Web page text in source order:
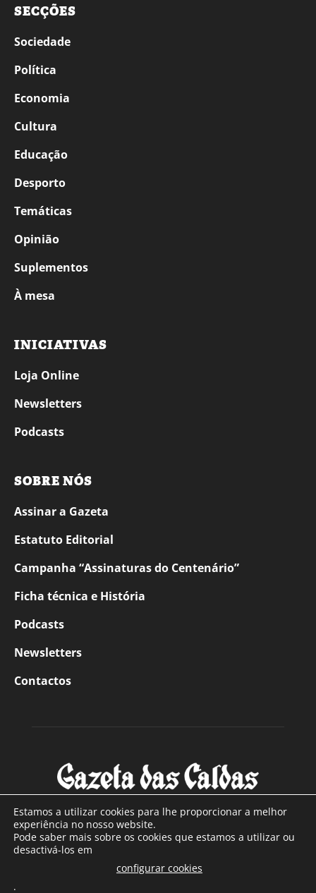
SECÇÕES
Sociedade
Política
Economia
Cultura
Educação
Desporto
Temáticas
Opinião
Suplementos
À mesa
INICIATIVAS
Loja Online
Newsletters
Podcasts
SOBRE NÓS
Assinar a Gazeta
Estatuto Editorial
Campanha “Assinaturas do Centenário”
Ficha técnica e História
Podcasts
Newsletters
Contactos
SOBRE NÓS
Com sede nas Caldas da Rainha e mais de 90 anos de
Estamos a utilizar cookies para lhe proporcionar a melhor
experiência no nosso website.
Pode saber mais sobre os cookies que estamos a utilizar ou
desactivá-los em
configurar cookies
.